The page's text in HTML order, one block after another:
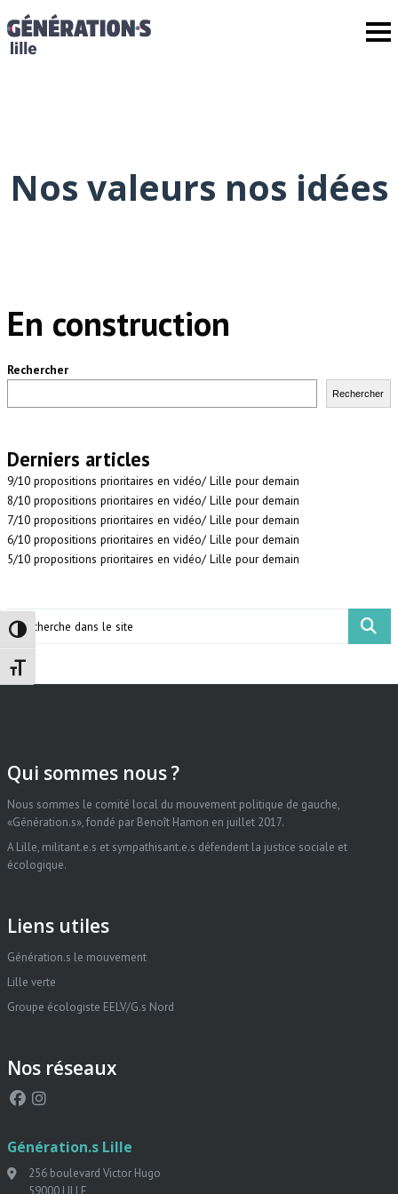
Passer en contraste élevé
Changer la taille de la police
Nos valeurs nos idées
En construction
Rechercher
Rechercher
Derniers articles
9/10 propositions prioritaires en vidéo/ Lille pour demain
8/10 propositions prioritaires en vidéo/ Lille pour demain
7/10 propositions prioritaires en vidéo/ Lille pour demain
6/10 propositions prioritaires en vidéo/ Lille pour demain
5/10 propositions prioritaires en vidéo/ Lille pour demain
Search
Qui sommes nous ?
Nous sommes le comité local du mouvement politique de gauche,
«Génération.s», fondé par Benoît Hamon en juillet 2017.
A Lille, militant.e.s et sympathisant.e.s défendent la justice sociale et
écologique.
Liens utiles
Génération.s le mouvement
Lille verte
Groupe écologiste EELV/G.s Nord
Nos réseaux
Génération.s Lille
256 boulevard Victor Hugo
59000 LILLE